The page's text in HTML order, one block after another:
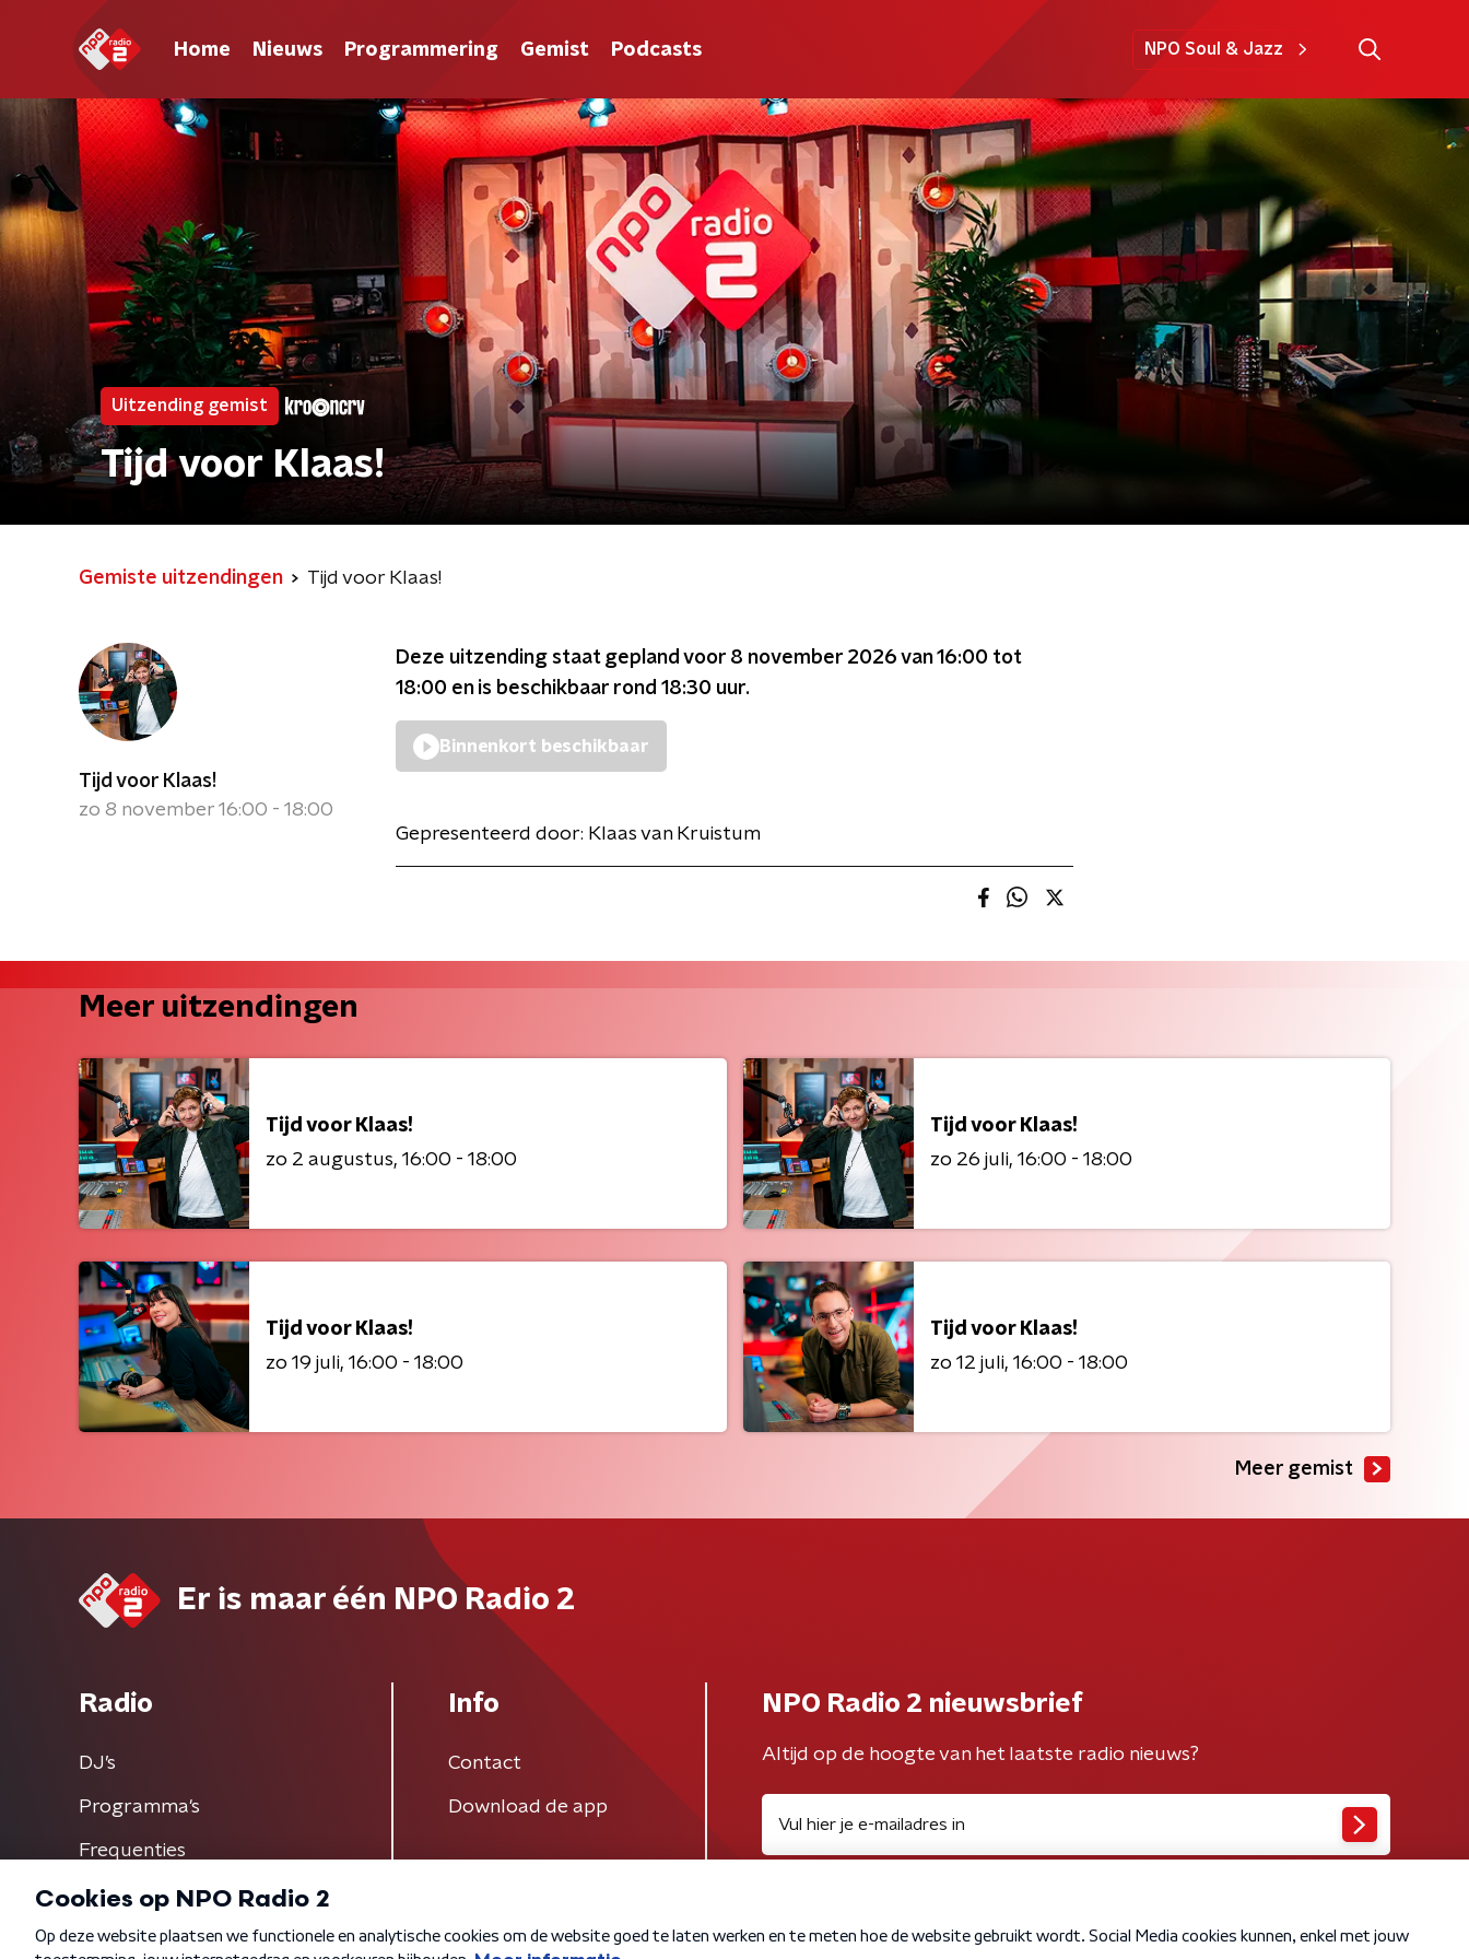
Home Nieuws Programmering Gemist Podcasts NPO Soul & Jazz
Uitzending gemist
Tijd voor Klaas!
Gemiste uitzendingen Tijd voor Klaas!
Tijd voor Klaas!
zo 8 november 16:00 - 18:00
Deze uitzending staat gepland voor 8 november 2026 van 16:00 tot
18:00 en is beschikbaar rond 18:30 uur.
Binnenkort beschikbaar
Gepresenteerd door: Klaas van Kruistum
Meer uitzendingen
Tijd voor Klaas!
zo 2 augustus 16:00 - 18:00
Tijd voor Klaas!
zo 26 juli 16:00 - 18:00
Tijd voor Klaas!
zo 19 juli 16:00 - 18:00
Tijd voor Klaas!
zo 12 juli 16:00 - 18:00
Meer gemist
Er is maar één NPO Radio 2
Radio
DJ’s
Programma's
Frequenties
Info
Contact
Download de app
NPO Radio 2 nieuwsbrief
Altijd op de hoogte van het laatste radio nieuws?